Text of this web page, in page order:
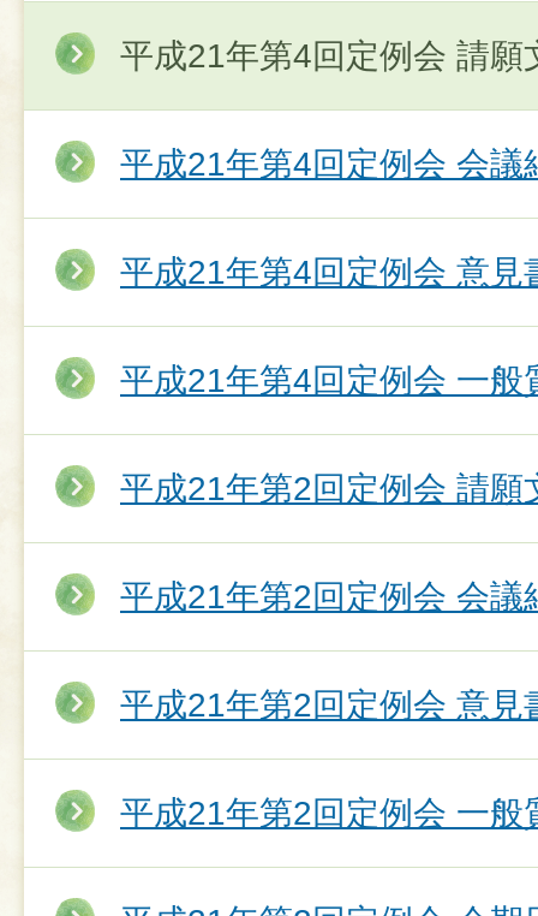
平成21年第4回定例会 請願
平成21年第4回定例会 会議
平成21年第4回定例会 意見
平成21年第4回定例会 一般
平成21年第2回定例会 請願
平成21年第2回定例会 会議
平成21年第2回定例会 意見
平成21年第2回定例会 一般